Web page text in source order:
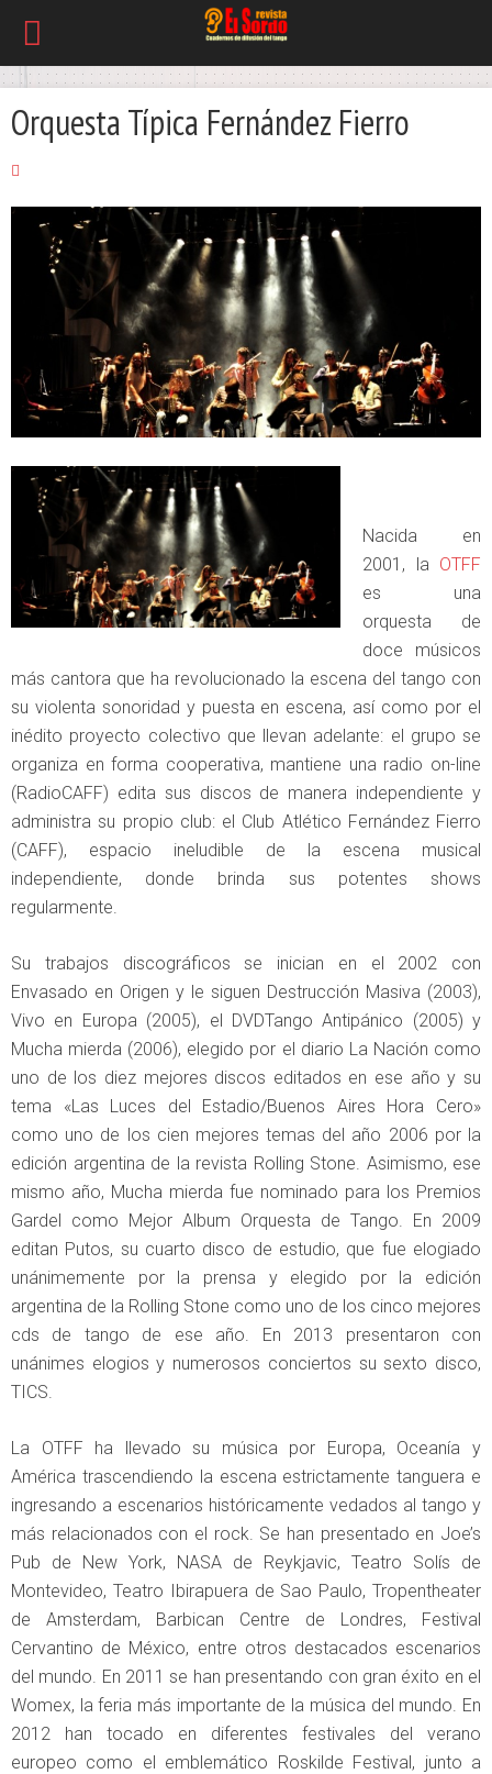
Orquesta Típica Fernández Fierro
Nacida en
2001, la OTFF
es una
orquesta de
doce músicos
más cantora que ha revolucionado la escena del tango con
su violenta sonoridad y puesta en escena, así como por el
inédito proyecto colectivo que llevan adelante: el grupo se
organiza en forma cooperativa, mantiene una radio on-line
(RadioCAFF) edita sus discos de manera independiente y
administra su propio club: el Club Atlético Fernández Fierro
(CAFF), espacio ineludible de la escena musical
independiente, donde brinda sus potentes shows
regularmente.
Su trabajos discográficos se inician en el 2002 con
Envasado en Origen y le siguen Destrucción Masiva (2003),
Vivo en Europa (2005), el DVDTango Antipánico (2005) y
Mucha mierda (2006), elegido por el diario La Nación como
uno de los diez mejores discos editados en ese año y su
tema «Las Luces del Estadio/Buenos Aires Hora Cero»
como uno de los cien mejores temas del año 2006 por la
edición argentina de la revista Rolling Stone. Asimismo, ese
mismo año, Mucha mierda fue nominado para los Premios
Gardel como Mejor Album Orquesta de Tango. En 2009
editan Putos, su cuarto disco de estudio, que fue elogiado
unánimemente por la prensa y elegido por la edición
argentina de la Rolling Stone como uno de los cinco mejores
cds de tango de ese año. En 2013 presentaron con
unánimes elogios y numerosos conciertos su sexto disco,
TICS.
La OTFF ha llevado su música por Europa, Oceanía y
América trascendiendo la escena estrictamente tanguera e
ingresando a escenarios históricamente vedados al tango y
más relacionados con el rock. Se han presentado en Joe’s
Pub de New York, NASA de Reykjavic, Teatro Solís de
Montevideo, Teatro Ibirapuera de Sao Paulo, Tropentheater
de Amsterdam, Barbican Centre de Londres, Festival
Cervantino de México, entre otros destacados escenarios
del mundo. En 2011 se han presentando con gran éxito en el
Womex, la feria más importante de la música del mundo. En
2012 han tocado en diferentes festivales del verano
europeo como el emblemático Roskilde Festival, junto a